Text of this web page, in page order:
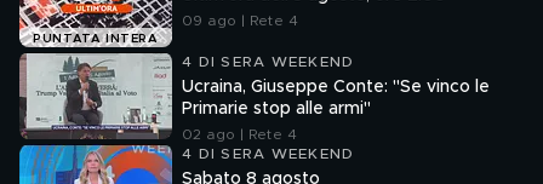
PUNTATA INTERA
09 ago | Rete 4
4 DI SERA WEEKEND
Ucraina, Giuseppe Conte: "Se vinco le
Primarie stop alle armi"
02 ago | Rete 4
4 DI SERA WEEKEND
Sabato 8 agosto